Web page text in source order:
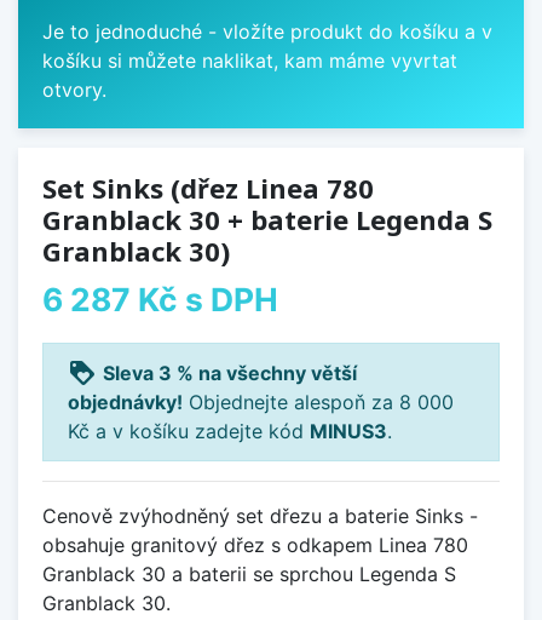
Je to jednoduché - vložíte produkt do košíku a v
košíku si můžete naklikat, kam máme vyvrtat
otvory.
Set Sinks (dřez Linea 780
Granblack 30 + baterie Legenda S
Granblack 30)
6 287 Kč s DPH
loyalty Sleva 3 % na všechny větší
objednávky! Objednejte alespoň za 8 000
Kč a v košíku zadejte kód MINUS3.
Cenově zvýhodněný set dřezu a baterie Sinks -
obsahuje granitový dřez s odkapem Linea 780
Granblack 30 a baterii se sprchou Legenda S
Granblack 30.